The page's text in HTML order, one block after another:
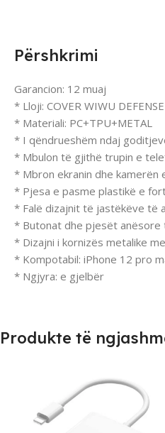
Përshkrimi
Garancion: 12 muaj
* Lloji: COVER WIWU
* Materiali: PC+TPU+METAL
* I qëndrueshëm ndaj
* Mbulon të gjithë trupin e
* Mbron ekranin dhe kamerën
* Pjesa e pasme plastikë e
* Falë dizajnit të jastëkëve të
* Butonat dhe pjesët anësore
* Dizajni i kornizës metalike
* Kompotabil: iPhone 12 pro
* Ngjyra: e gjelbër
Produkte të